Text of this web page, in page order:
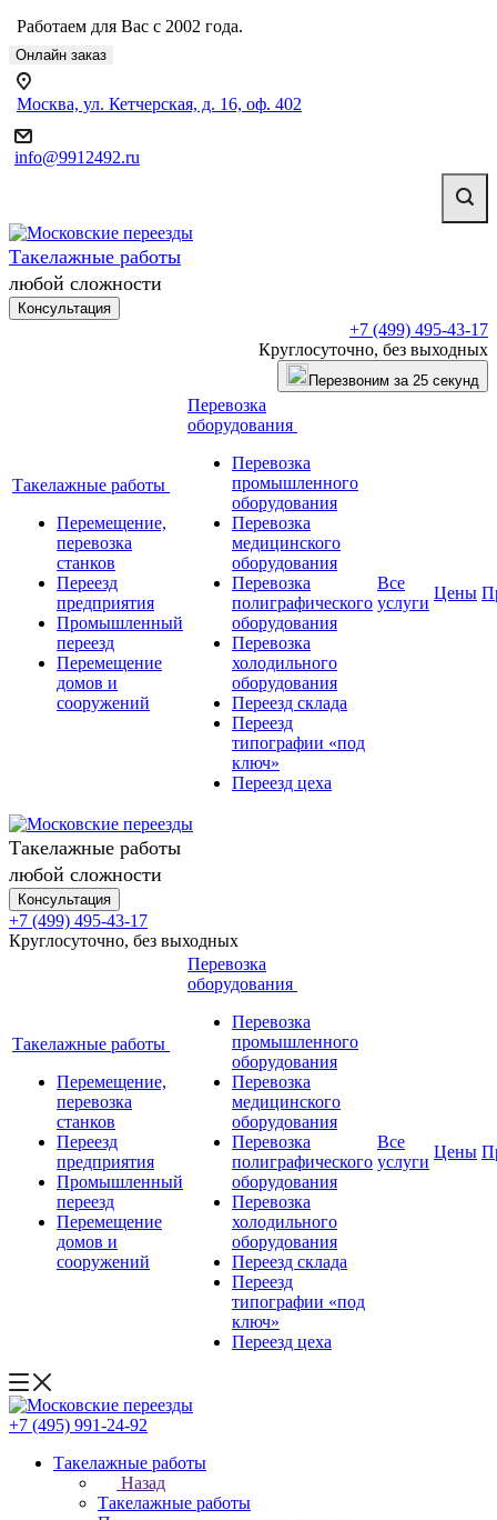
Работаем для Вас с 2002 года.
Онлайн заказ
Москва, ул. Кетчерская, д. 16, оф. 402
info@9912492.ru
Такелажные работы
любой сложности
Консультация
+7 (499) 495-43-17
Круглосуточно, без выходных
Перезвоним за 25 секунд
Такелажные работы
Перемещение,
перевозка
станков
Переезд
предприятия
Промышленный
переезд
Перемещение
домов и
сооружений
Перевозка
оборудования
Перевозка
промышленного
оборудования
Перевозка
медицинского
оборудования
Перевозка
полиграфического
оборудования
Перевозка
холодильного
оборудования
Переезд склада
Переезд
типографии «под
ключ»
Переезд цеха
Все
услуги
Цены
Такелажные работы
любой сложности
Консультация
+7 (499) 495-43-17
Круглосуточно, без выходных
Такелажные работы
Перемещение,
перевозка
станков
Переезд
предприятия
Промышленный
переезд
Перемещение
домов и
сооружений
Перевозка
оборудования
Перевозка
промышленного
оборудования
Перевозка
медицинского
оборудования
Перевозка
полиграфического
оборудования
Перевозка
холодильного
оборудования
Переезд склада
Переезд
типографии «под
ключ»
Переезд цеха
Все
услуги
Цены
+7 (495) 991-24-92
Такелажные работы
Назад
Такелажные работы